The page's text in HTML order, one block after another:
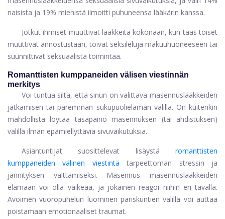
naisista ja 19% miehistä ilmoitti puhuneensa lääkärin kanssa.
Jotkut ihmiset muuttivat lääkkeitä kokonaan, kun taas toiset
muuttivat annostustaan, toivat seksileluja makuuhuoneeseen tai
suunnittivat seksuaalista toimintaa.
Romanttisten kumppaneiden välisen viestinnän
merkitys
Voi tuntua siltä, ​​että sinun on valittava masennuslääkkeiden
jatkamisen tai paremman sukupuolielämän välillä. On kuitenkin
mahdollista löytää tasapaino masennuksen (tai ahdistuksen)
välillä ilman epämiellyttäviä sivuvaikutuksia.
Asiantuntijat suosittelevat lisäystä
romanttisten
kumppaneiden välinen viestintä
tarpeettoman stressin ja
jännityksen välttämiseksi. Masennus masennuslääkkeiden
elämään voi olla vaikeaa, ja jokainen reagoi niihin eri tavalla.
Avoimen vuoropuhelun luominen pariskuntien välillä voi auttaa
poistamaan emotionaaliset traumat.